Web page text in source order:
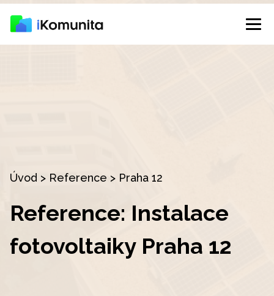
Úvod > Reference > Praha 12
Reference: Instalace
fotovoltaiky Praha 12